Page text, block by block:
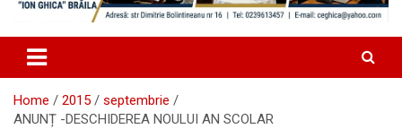
Home 2015
septembrie
ANUNȚ -DESCHIDEREA NOULUI AN SCOLAR